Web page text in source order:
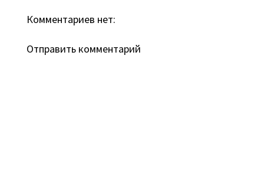
Комментариев нет:
Отправить комментарий